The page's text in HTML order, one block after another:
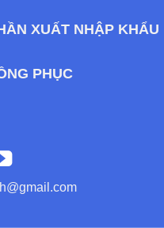
XUẤT NHẬP KHẨU
PHỤC